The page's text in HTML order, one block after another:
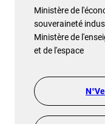
Ministère de
souveraineté
Ministère de
et de l'espace